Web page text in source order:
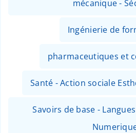
mécanique -
Ingénierie de
pharmaceutiques et
Santé - Action sociale
Savoirs de base -